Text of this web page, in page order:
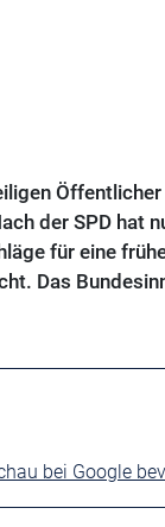
der SPD hat
für eine
Das
bei Google